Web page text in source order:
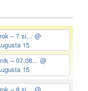
– 7 si... @
15
– 07.08... @
15
– 8 si... @